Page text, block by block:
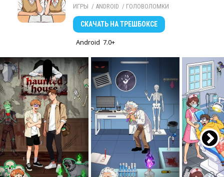
ИГРЫ / ANDROID / ГОЛОВОЛОМКИ
СКАЧАТЬ НА ТРЕШБОКСЕ
Android 7.0+